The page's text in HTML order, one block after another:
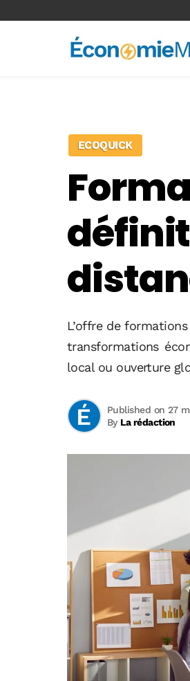
ECOQUICK
L’offre de
transformations
local ou ouverture
By La rédaction
Published on 27